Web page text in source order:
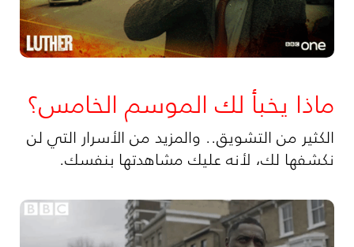
ماذا يخبأ لك الموسم الخامس؟
الكثير من التشويق.. والمزيد من الأسرار التي لن
نكشفها لك، لأنه عليك مشاهدتها بنفسك.